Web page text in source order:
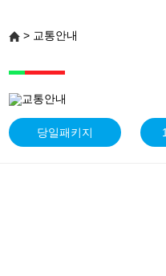
> 교통안내
당일패키지